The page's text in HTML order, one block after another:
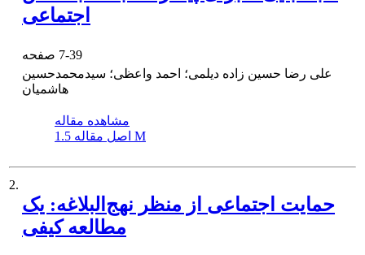
اجتماعی
7-39
علی رضا حسین زاده دیلمی؛ احمد واعظی؛ سیدمحمدحسین
هاشمیان
مشاهده مقاله
اصل مقاله 1.5 M
2.
حمایت اجتماعی از منظر نهج‌البلاغه: یک
مطالعه کیفی